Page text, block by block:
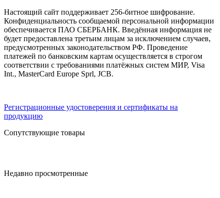
Настоящий сайт поддерживает 256-битное шифрование.
Конфиденциальность сообщаемой персональной информации
обеспечивается ПАО СБЕРБАНК. Введённая информация не
будет предоставлена третьим лицам за исключением случаев,
предусмотренных законодательством РФ. Проведение
платежей по банковским картам осуществляется в строгом
соответствии с требованиями платёжных систем МИР, Visa
Int., MasterCard Europe Sprl, JCB.
Регистрационные удостоверения и сертификаты на
продукцию
Сопутствующие товары
Недавно просмотренные